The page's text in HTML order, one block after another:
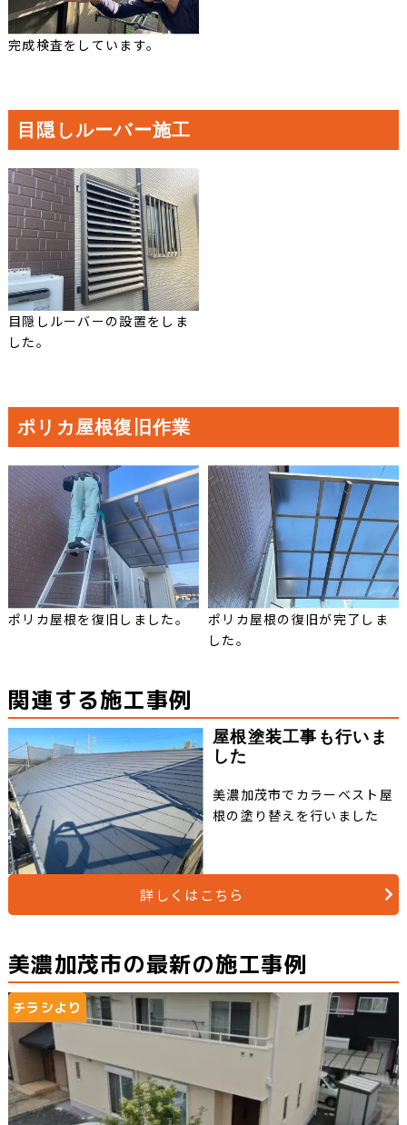
完成検査をしています。
目隠しルーバー施工
目隠しルーバーの設置をしま
した。
ポリカ屋根復旧作業
ポリカ屋根を復旧しました。
ポリカ屋根の復旧が完了しま
した。
関連する施工事例
屋根塗装工事も行いま
した
美濃加茂市でカラーベスト屋
根の塗り替えを行いました
詳しくはこちら
美濃加茂市の最新の施工事例
チラシより